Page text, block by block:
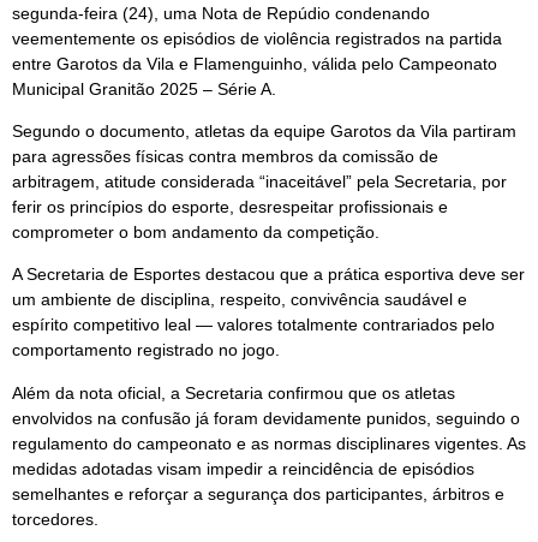
segunda-feira (24), uma Nota de Repúdio condenando
veementemente os episódios de violência registrados na partida
entre Garotos da Vila e Flamenguinho, válida pelo Campeonato
Municipal Granitão 2025 – Série A.
Segundo o documento, atletas da equipe Garotos da Vila partiram
para agressões físicas contra membros da comissão de
arbitragem, atitude considerada “inaceitável” pela Secretaria, por
ferir os princípios do esporte, desrespeitar profissionais e
comprometer o bom andamento da competição.
A Secretaria de Esportes destacou que a prática esportiva deve ser
um ambiente de disciplina, respeito, convivência saudável e
espírito competitivo leal — valores totalmente contrariados pelo
comportamento registrado no jogo.
Além da nota oficial, a Secretaria confirmou que os atletas
envolvidos na confusão já foram devidamente punidos, seguindo o
regulamento do campeonato e as normas disciplinares vigentes. As
medidas adotadas visam impedir a reincidência de episódios
semelhantes e reforçar a segurança dos participantes, árbitros e
torcedores.